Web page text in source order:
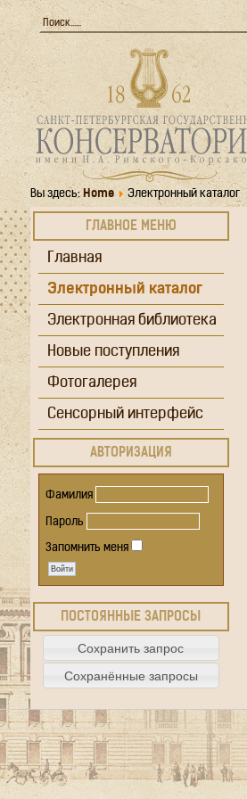
Вы здесь:Home Электронный каталог
ГЛАВНОЕ МЕНЮ
Главная
Электронный каталог
Электронная библиотека
Новые поступления
Фотогалерея
Сенсорный интерфейс
АВТОРИЗАЦИЯ
Фамилия
Пароль
Запомнить меня
ПОСТОЯННЫЕ ЗАПРОСЫ